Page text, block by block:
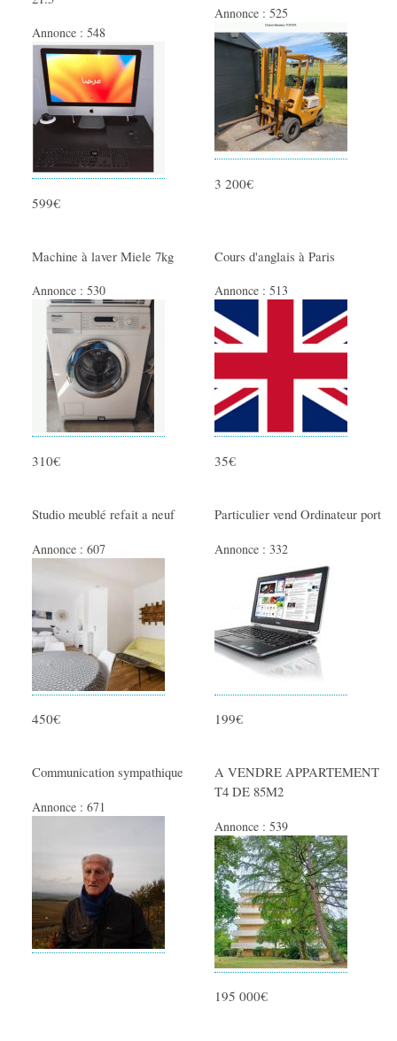
Artisants - Dépannage
Travaux divers
Auxiliaire de vie - Aides
Cours particuliers
Covoiturage
Déménagements
Evénementiel
Ménage - Repassage
Santé - Yoga - Forme
Autres services
Annonce : 548
599€
Annonce :525
3 200€
Machine à laver Miele 7kg
Annonce : 530
310€
Cours d'anglais à Paris
Annonce :513
35€
Studio meublé refait a neuf
Annonce : 607
450€
Particulier vend Ordinateur port
Annonce : 332
199€
Communication sympathique
Annonce : 671
A VENDRE APPARTEMENT
T4 DE 85M2
Annonce :539
195 000€